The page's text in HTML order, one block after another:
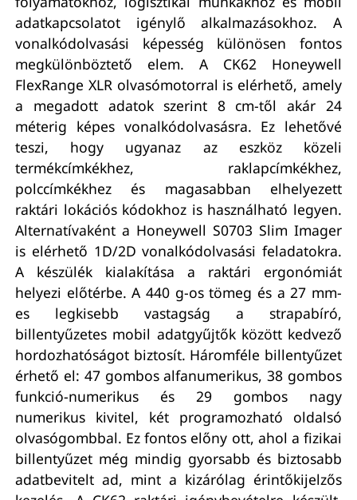
adatkapcsolatot igénylő alkalmazásokhoz. A
vonalkódolvasási képesség különösen fontos
megkülönböztető elem. A CK62 Honeywell
FlexRange XLR olvasómotorral is elérhető, amely
a megadott adatok szerint 8 cm-től akár 24
méterig képes vonalkódolvasásra. Ez lehetővé
teszi, hogy ugyanaz az eszköz közeli
termékcímkékhez, raklapcímkékhez,
polccímkékhez és magasabban elhelyezett
raktári lokációs kódokhoz is használható legyen.
Alternatívaként a Honeywell S0703 Slim Imager
is elérhető 1D/2D vonalkódolvasási feladatokra.
A készülék kialakítása a raktári ergonómiát
helyezi előtérbe. A 440 g-os tömeg és a 27 mm-
es legkisebb vastagság a strapabíró,
billentyűzetes mobil adatgyűjtők között kedvező
hordozhatóságot biztosít. Háromféle billentyűzet
érhető el: 47 gombos alfanumerikus, 38 gombos
funkció-numerikus és 29 gombos nagy
numerikus kivitel, két programozható oldalsó
olvasógombbal. Ez fontos előny ott, ahol a fizikai
billentyűzet még mindig gyorsabb és biztosabb
adatbevitelt ad, mint a kizárólag érintőkijelzős